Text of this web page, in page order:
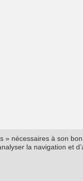
» nécessaires à son
la navigation et